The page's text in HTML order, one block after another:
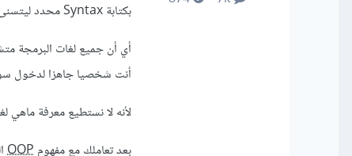
بكتابة Syntax محدد ليتسنى للمطورين استخدامها و بناء البرامج بها
أي أن جميع لغات البرمجة
أنت شخصيا جاهزا لدخول
لأنه لا نستطيع معرفة ماهي
بعد تعاملك مع مفهوم OOP